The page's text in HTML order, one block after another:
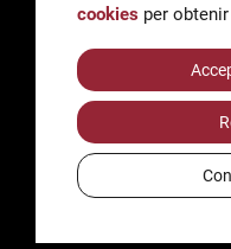
AccessibilitatAvís legal i
Política de cookies
Crèdits
cookies per